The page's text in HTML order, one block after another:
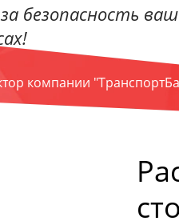
безопасность
компании